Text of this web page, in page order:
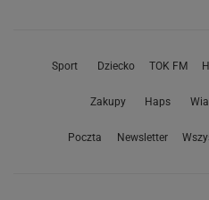
Sport Dziecko TOK FM
Zakupy Haps
Poczta Newsletter